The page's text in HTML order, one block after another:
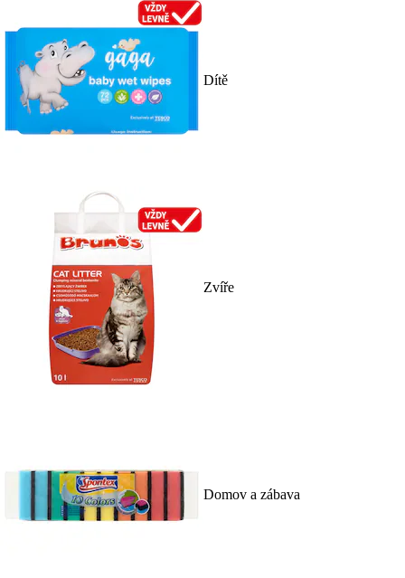
Dítě
Zvíře
Domov a zábava